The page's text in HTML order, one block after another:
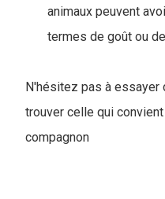
animaux peuvent
termes de goût ou
N'hésitez pas à
trouver celle qui
compagnon